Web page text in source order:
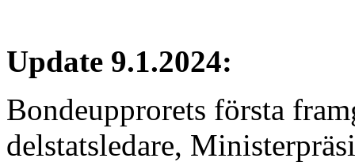
Update 9.1.2024:
Bondeupprorets första
delstatsledare,